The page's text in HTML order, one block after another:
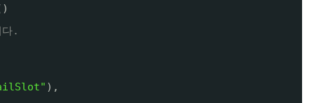
.
),